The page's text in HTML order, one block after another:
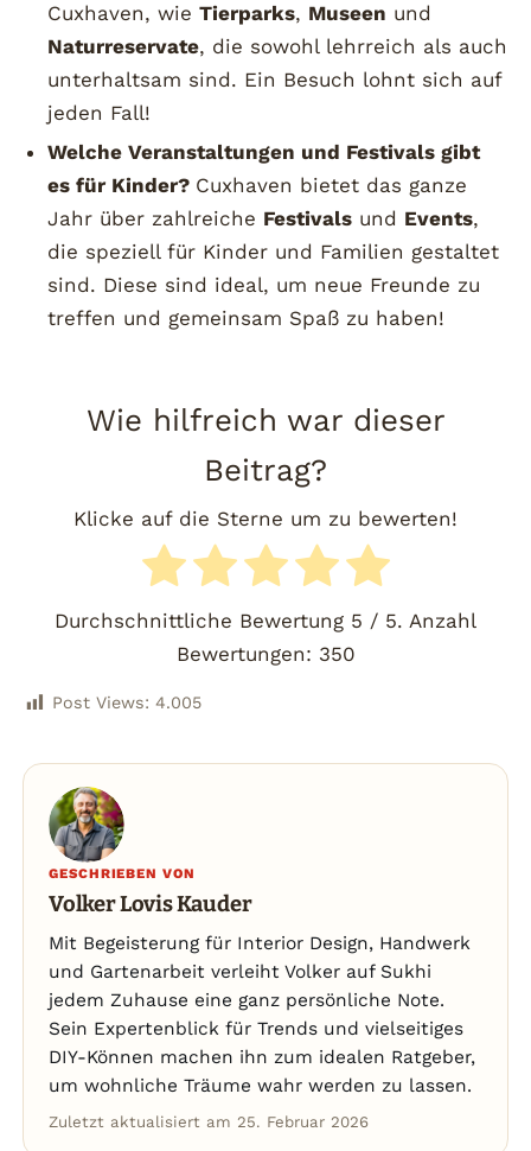
Cuxhaven, wie Tierparks, Museen und
Naturreservate, die sowohl lehrreich als auch
unterhaltsam sind. Ein Besuch lohnt sich auf
jeden Fall!
Welche Veranstaltungen und Festivals gibt
es für Kinder? Cuxhaven bietet das ganze
Jahr über zahlreiche Festivalsund Events,
die speziell für Kinder und Familien gestaltet
sind. Diese sind ideal, um neue Freunde zu
treffen und gemeinsam Spaß zu haben!
Wie hilfreich war dieser
Beitrag?
Klicke auf die Sterne um zu bewerten!
Durchschnittliche Bewertung 5 / 5. Anzahl
Bewertungen: 350
Post Views: 4.005
GESCHRIEBEN VON
Volker Lovis Kauder
Mit Begeisterung für Interior Design, Handwerk
und Gartenarbeit verleiht Volker auf Sukhi
jedem Zuhause eine ganz persönliche Note.
Sein Expertenblick für Trends und vielseitiges
DIY-Können machen ihn zum idealen Ratgeber,
um wohnliche Träume wahr werden zu lassen.
Zuletzt aktualisiert am 25. Februar 2026